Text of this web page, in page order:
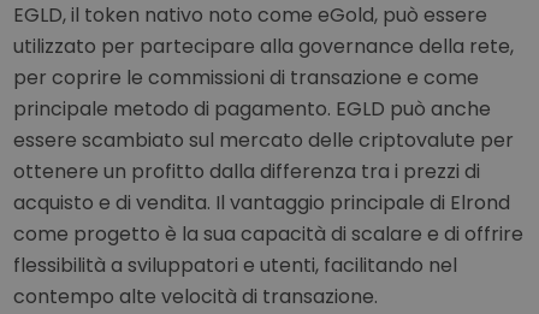
EGLD, il token nativo noto come eGold, può essere
utilizzato per partecipare alla governance della rete,
per coprire le commissioni di transazione e come
principale metodo di pagamento. EGLD può anche
essere scambiato sul mercato delle criptovalute per
ottenere un profitto dalla differenza tra i prezzi di
acquisto e di vendita. Il vantaggio principale di Elrond
come progetto è la sua capacità di scalare e di offrire
flessibilità a sviluppatori e utenti, facilitando nel
contempo alte velocità di transazione.